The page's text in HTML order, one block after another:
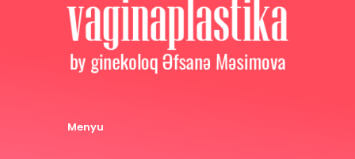
Menyu